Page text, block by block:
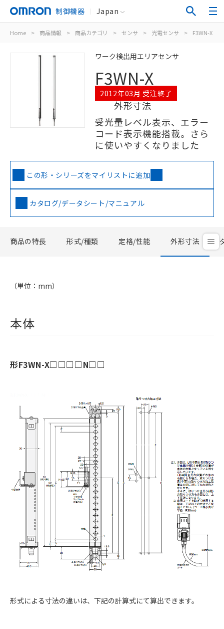
制御機器 Japan
Home > 商品情報 > 商品カテゴリ > センサ > 光電センサ > F3WN-X
ワーク検出用エリアセンサ
F3WN-X
2012年03月 受注終了
外形寸法
受光量レベル表示、エラー
コード表示機能搭載。さら
に使いやすくなりました
この形・シリーズをマイリストに追加
カタログ/データシート/マニュアル
商品の特長 形式/種類 定格/性能 外形寸法
（単位：mm）
本体
形F3WN-X□□□□N□□
形式による寸法の違いは、下記の計算式にて算出できます。